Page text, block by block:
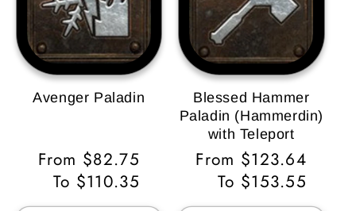
Avenger Paladin
Precio
habitual
From $82.75
To $110.35
Blessed Hammer
Paladin (Hammerdin)
with Teleport
Precio
habitual
From $123.64
To $153.55